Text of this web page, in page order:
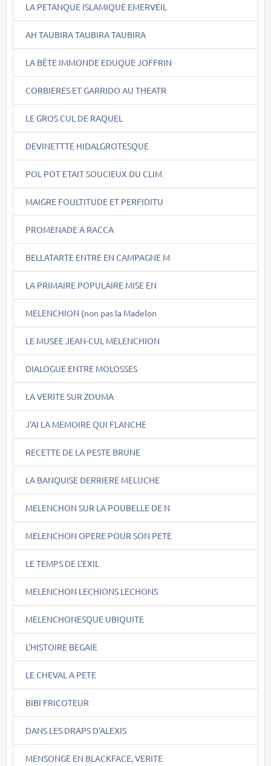
LA PETANQUE ISLAMIQUE EMERVEIL
AH TAUBIRA TAUBIRA TAUBIRA
LA BÊTE IMMONDE EDUQUE JOFFRIN
CORBIERES ET GARRIDO AU THEATR
LE GROS CUL DE RAQUEL
DEVINETTTE HIDALGROTESQUE
POL POT ETAIT SOUCIEUX DU CLIM
MAIGRE FOULTITUDE ET PERFIDITU
PROMENADE A RACCA
BELLATARTE ENTRE EN CAMPAGNE M
LA PRIMAIRE POPULAIRE MISE EN
MELENCHION (non pas la Madelon
LE MUSEE JEAN-CUL MELENCHION
DIALOGUE ENTRE MOLOSSES
LA VERITE SUR ZOUMA
J'AI LA MEMOIRE QUI FLANCHE
RECETTE DE LA PESTE BRUNE
LA BANQUISE DERRIERE MELUCHE
MELENCHON SUR LA POUBELLE DE N
MELENCHON OPERE POUR SON PETE
LE TEMPS DE L'EXIL
MELENCHON LECHIONS LECHONS
MELENCHONESQUE UBIQUITE
L'HISTOIRE BEGAIE
LE CHEVAL A PETE
BIBI FRICOTEUR
DANS LES DRAPS D'ALEXIS
MENSONGE EN BLACKFACE, VERITE